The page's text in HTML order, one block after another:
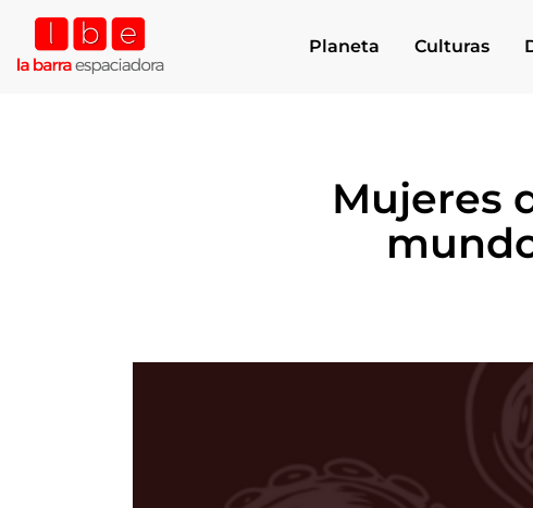
Planeta Culturas
Mujeres